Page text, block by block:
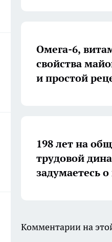
Омега-6,
свойства
и простой
198 лет на
трудовой
задумаетесь
Комментарии на